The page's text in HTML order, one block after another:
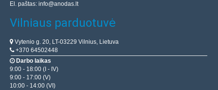
El. paštas: info@anodas.lt
Vilniaus parduotuvė
Vytenio g. 20, LT-03229 Vilnius, Lietuva
+370 64502448
Darbo laikas
9:00 - 18:00 (I - IV)
9:00 - 17:00 (V)
10:00 - 14:00 (VI)